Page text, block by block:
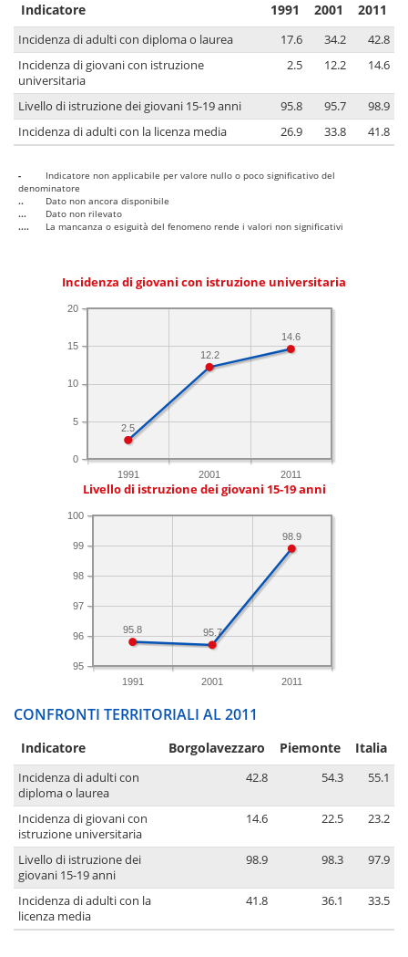
Indicatore 1991 2001 2011
Incidenza di adulti con diploma o laurea 17.6 34.2
42.8
Incidenza di giovani con istruzione
universitaria
2.5 12.2 14.6
Livello di istruzione dei giovani 15-19 anni 95.8 95.7
98.9
Incidenza di adulti con la licenza media
26.9 33.8 41.8
-
Indicatore non applicabile per valore nullo o poco significativo del
denominatore
..
Dato non ancora disponibile
...
Dato non rilevato
....
La mancanza o esiguità del fenomeno rende i valori non significativi
Incidenza di giovani con istruzione universitaria
1991 2001 2011
0
5
10
15
20
14.6
12.2
2.5
Livello di istruzione dei giovani 15-19 anni
1991 2001 2011
95
96
97
98
99
100
98.9
95.7
95.8
CONFRONTI TERRITORIALI AL 2011
Indicatore Borgolavezzaro Piemonte Italia
Incidenza di adulti con
diploma o laurea
42.8 54.3 55.1
Incidenza di giovani con
istruzione universitaria
14.6 22.5 23.2
Livello di istruzione dei
giovani 15-19 anni
98.9 98.3 97.9
Incidenza di adulti con la
licenza media
41.8 36.1 33.5